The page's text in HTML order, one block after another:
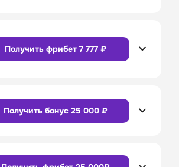
Получить фрибет 7 777 ₽
Получить бонус 25 000 ₽